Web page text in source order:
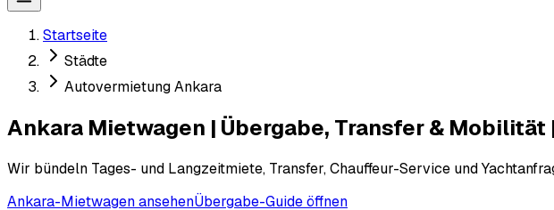
Startseite
Städte
Autovermietung Ankara
Ankara Mietwagen | Übergabe, Transfer & Mobilität
Wir bündeln Tages- und Langzeitmiete, Transfer, Chauffeur-Service und
Ankara-Mietwagen ansehenÜbergabe-Guide öffnen